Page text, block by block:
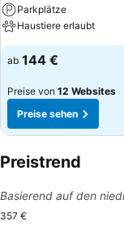
Parkplätze
Haustiere erlaubt
ab 144 €
Preise von 12 Websites
Preise sehen
Preistrend
Basierend auf den
357 €